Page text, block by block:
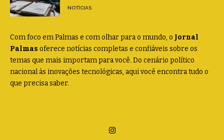
NOTÍCIAS
Com foco em Palmas e com olhar para o mundo, o Jornal
Palmas oferece notícias completas e confiáveis sobre os
temas que mais importam para você. Do cenário político
nacional às inovações tecnológicas, aqui você encontra tudo o
que precisa saber.